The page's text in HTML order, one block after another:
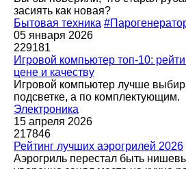
засиять как новая?
Бытовая техника
05 января 2026
229181
Игровой компьютер топ-10:
цене и качеству
Игровой компьютер лучше
подсветке, а по комплектующим.
Электроника
15 апреля 2026
217846
Рейтинг лучших аэрогрилей 2026
Аэрогриль перестал быть